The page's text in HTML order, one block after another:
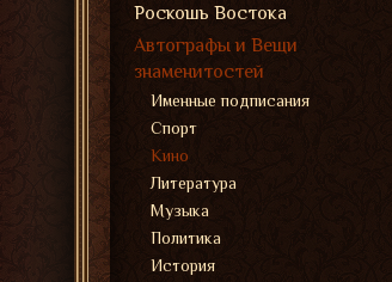
Роскошь Востока
Автографы и Вещи
знаменитостей
Именные подписания
Спорт
Кино
Литература
Музыка
Политика
История